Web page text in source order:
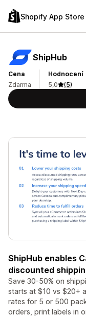
Shopify App Store
ShipHub
Cena
Zdarma
Hodnocení
5,0
(5)
ShipHub enables
discounted
Save 30-50% on
starts at $10 vs $20+
rates for 5 or 500
orders, print labels in